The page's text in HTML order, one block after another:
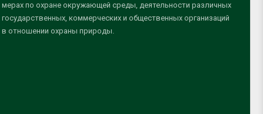
мерах по охране окружающей среды, деятельности различных
государственных, коммерческих и общественных организаций
в отношении охраны природы.